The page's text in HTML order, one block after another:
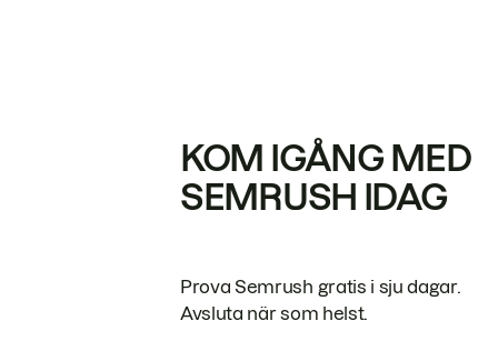
KOM IGÅNG MED
SEMRUSH IDAG
Prova Semrush gratis i sju dagar.
Avsluta när som helst.